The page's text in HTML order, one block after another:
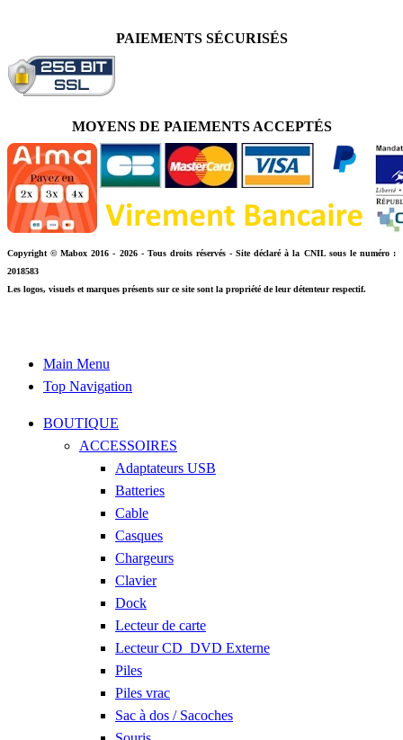
PAIEMENTS SÉCURISÉS
MOYENS DE PAIEMENTS ACCEPTÉS
Copyright © Mabox 2016 - 2026 - Tous droits réservés - Site déclaré à la CNIL sous le numéro :
2018583
Les logos, visuels et marques présents sur ce site sont la propriété de leur détenteur respectif.
Main Menu
Top Navigation
BOUTIQUE
ACCESSOIRES
Adaptateurs USB
Batteries
Cable
Casques
Chargeurs
Clavier
Dock
Lecteur de carte
Lecteur CD_DVD Externe
Piles
Piles vrac
Sac à dos / Sacoches